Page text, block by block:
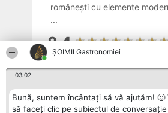
ȘOIMII Gastronomiei
03:02
Bună, suntem încântați să vă ajutăm! 🙂
să faceți clic pe subiectul de conversație
românești cu elemente
...
8.4
Restaurant Iris, situat în